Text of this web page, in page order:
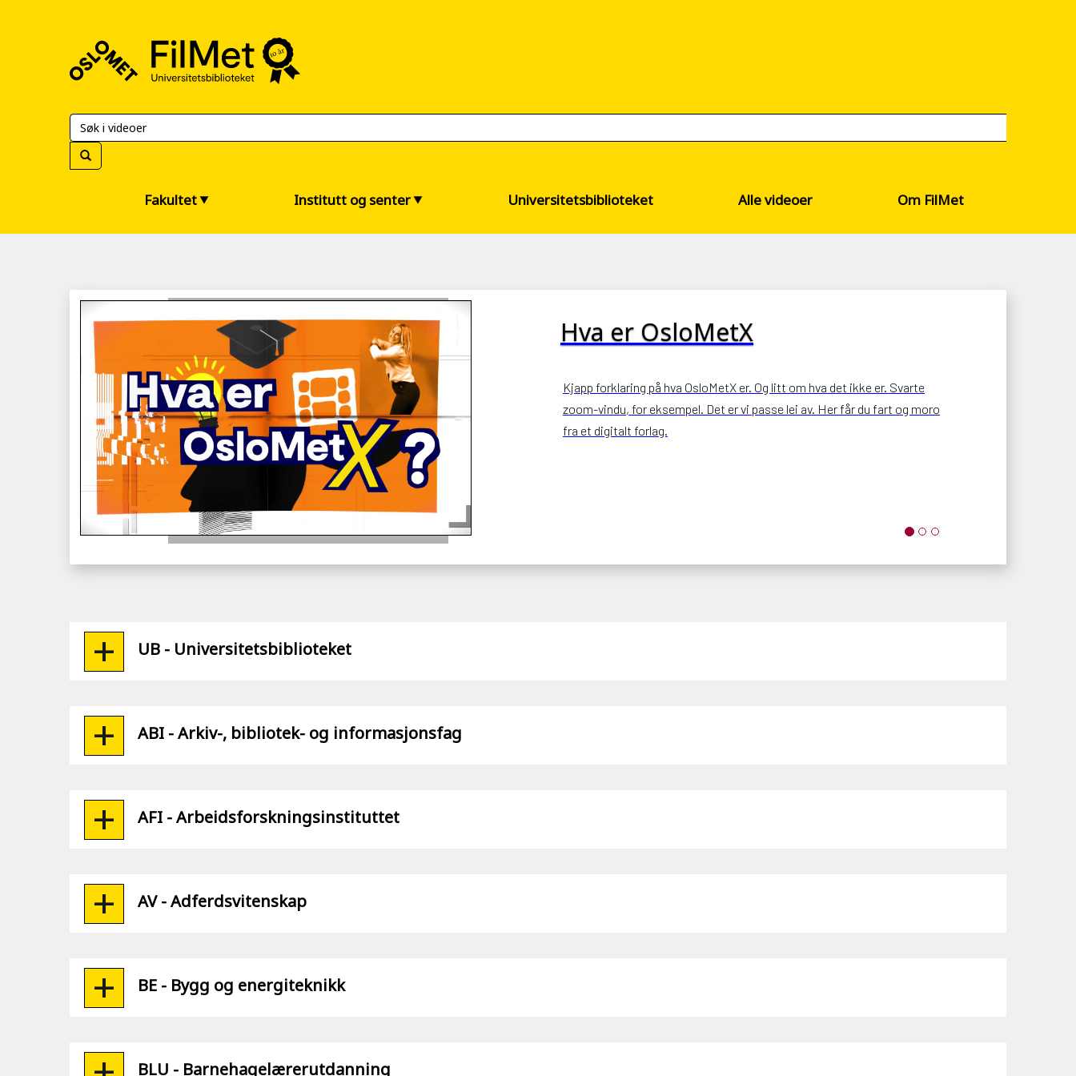
Universitetsbiblioteket
Fakultet Institutt og senter Universitetsbiblioteket Alle videoer Om FilMet
Hva er OsloMetX
Kjapp forklaring på hva OsloMetX er. Og litt om hva det ikke er. Svarte
zoom-vindu, for eksempel. Det er vi passe lei av. Her får du fart og moro
fra et digitalt forlag.
UB - Universitetsbiblioteket
ABI - Arkiv-, bibliotek- og informasjonsfag
AFI - Arbeidsforskningsinstituttet
AV - Adferdsvitenskap
BE - Bygg og energiteknikk
BLU - Barnehagelærerutdanning